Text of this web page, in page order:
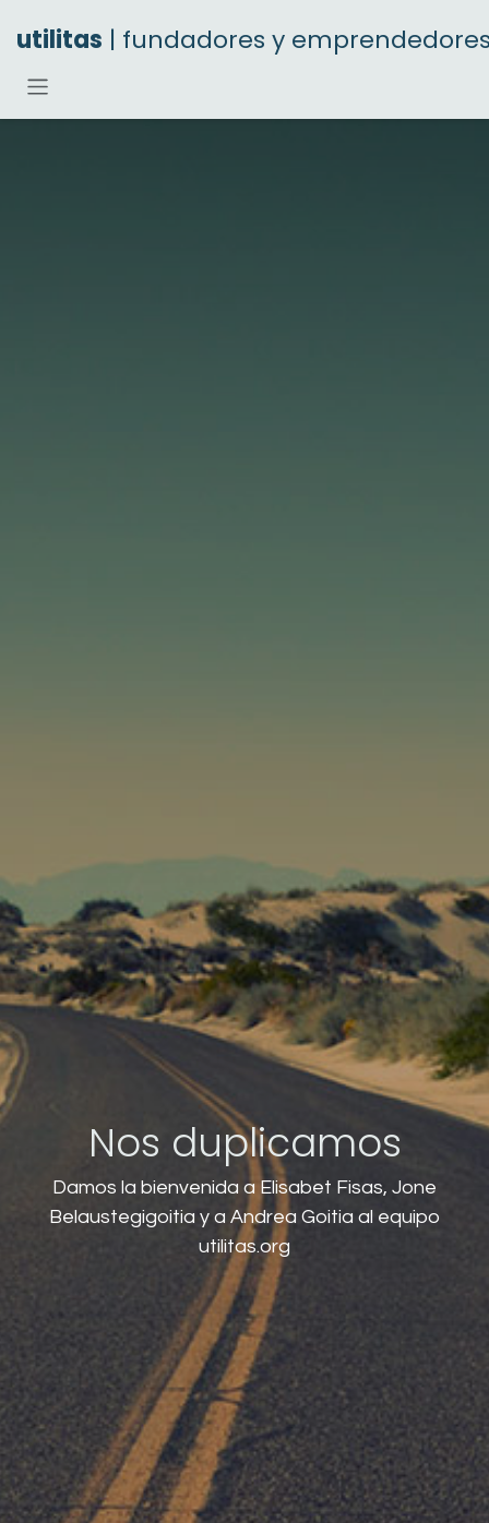
utilitas | fundadores y
Nos duplicamos
Damos la bienvenida a Elisabet Fisas, Jone
Belaustegigoitia y a Andrea Goitia al equipo
utilitas.org